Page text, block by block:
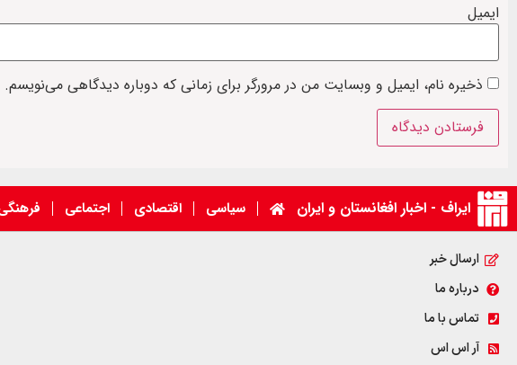
ایمیل
ذخیره نام، ایمیل و وبسایت من در مرورگر برای زمانی که دوباره دیدگاهی می‌نویسم.
ایراف - اخبار افغانستان و ایران سیاسی اقتصادی اجتماعی
ارسال خبر
درباره ما
تماس با ما
آر اس اس